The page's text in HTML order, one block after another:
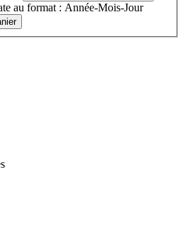
au format : Année-Mois-Jour